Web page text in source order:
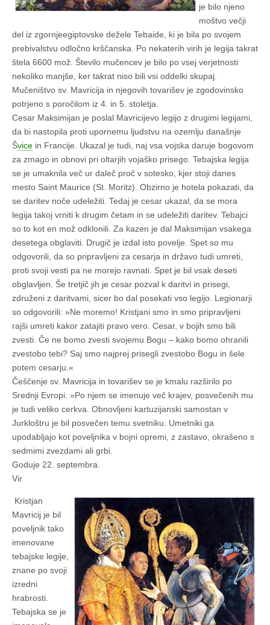
je bilo njeno
moštvo večji
del iz zgornjeegiptovske dežele Tebaide, ki je bila po svojem
prebivalstvu odločno krščanska. Po nekaterih virih je legija takrat
štela 6600 mož. Število mučencev je bilo po vsej verjetnosti
nekoliko manjše, ker takrat niso bili vsi oddelki skupaj.
Mučeništvo sv. Mavricija in njegovih tovarišev je zgodovinsko
potrjeno s poročilom iz 4. in 5. stoletja.
Cesar Maksimijan je poslal Mavricijevo legijo z drugimi legijami,
da bi nastopila proti upornemu ljudstvu na ozemlju današnje
Švice in Francije. Ukazal je tudi, naj vsa vojska daruje bogovom
za zmago in obnovi pri oltarjih vojaško prisego. Tebajska legija
se je umaknila več ur daleč proč v sotesko, kjer stoji danes
mesto Saint Maurice (St. Moritz). Obzirno je hotela pokazati, da
se daritev noče udeležiti. Tedaj je cesar ukazal, da se mora
legija takoj vrniti k drugim četam in se udeležiti daritev. Tebajci
so to kot en mož odklonili. Za kazen je dal Maksimijan vsakega
desetega obglaviti. Drugič je izdal isto povelje. Spet so mu
odgovorili, da so pripravljeni za cesarja in državo tudi umreti,
proti svoji vesti pa ne morejo ravnati. Spet je bil vsak deseti
obglavljen. Še tretjič jih je cesar pozval k daritvi in prisegi,
združeni z daritvami, sicer bo dal posekati vso legijo. Legionarji
so odgovorili: »Ne moremo! Kristjani smo in smo pripravljeni
rajši umreti kakor zatajiti pravo vero. Cesar, v bojih smo bili
zvesti. Če ne bomo zvesti svojemu Bogu – kako bomo ohranili
zvestobo tebi? Saj smo najprej prisegli zvestobo Bogu in šele
potem cesarju.«
Češčenje sv. Mavricija in tovarišev se je kmalu razširilo po
Srednji Evropi. »Po njem se imenuje več krajev, posvečenih mu
je tudi veliko cerkva. Obnovljeni kartuzijanski samostan v
Jurkloštru je bil posvečen temu svetniku. Umetniki ga
upodabljajo kot poveljnika v bojni opremi, z zastavo, okrašeno s
sedmimi zvezdami ali grbi.
Goduje 22. septembra.
Vir
Kristjan
Mavricij je bil
poveljnik tako
imenovane
tebajske legije,
znane po svoji
izredni
hrabrosti.
Tebajska se je